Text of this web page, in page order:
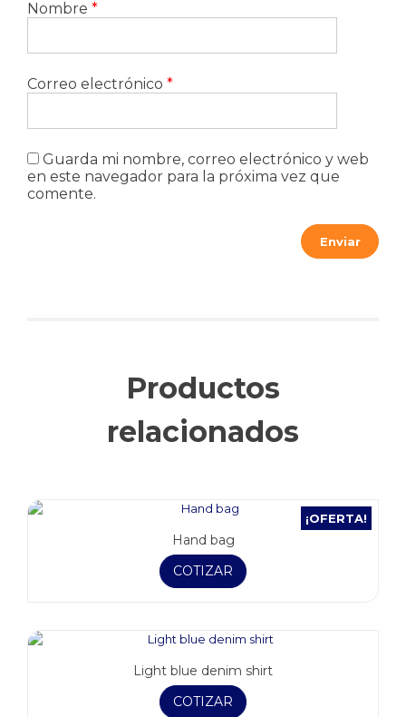
Nombre *
Correo electrónico *
Guarda mi nombre, correo electrónico y web
en este navegador para la próxima vez que
comente.
Productos
relacionados
¡OFERTA!
Hand bag
COTIZAR
Light blue denim shirt
COTIZAR